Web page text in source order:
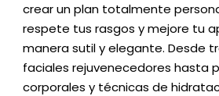
crear un plan totalmente
respete tus rasgos y mejore tu
manera sutil y elegante. Desde
faciales rejuvenecedores hasta
corporales y técnicas de